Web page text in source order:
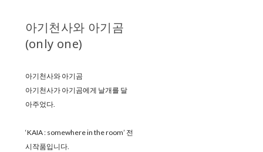
아기천사와 아기곰
(only one)
아기천사와 아기곰
아기천사가 아기곰에게 날개를 달
아주었다.
‘KAIA : somewhere in the room’ 전
시작품입니다.